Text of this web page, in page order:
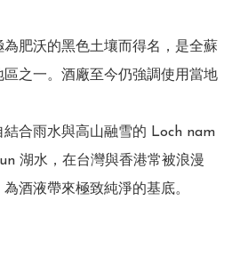
肥沃的黑色土壤而得名，是全蘇
之一。酒廠至今仍強調使用當地
合雨水與高山融雪的 Loch nam
湖水，在台灣與香港常被浪漫
酒液帶來極致純淨的基底。